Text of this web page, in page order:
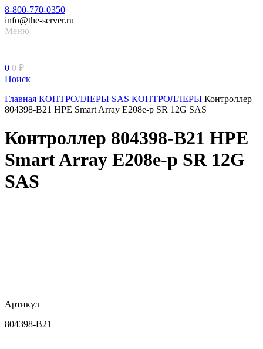
8-800-770-0350
info@the-server.ru
Меню
0 0 ₽
Поиск
Главная КОНТРОЛЛЕРЫ SAS КОНТРОЛЛЕРЫ Контроллер
804398-B21 HPE Smart Array E208e-p SR 12G SAS
Контроллер 804398-B21 HPE
Smart Array E208e-p SR 12G
SAS
Артикул
804398-B21